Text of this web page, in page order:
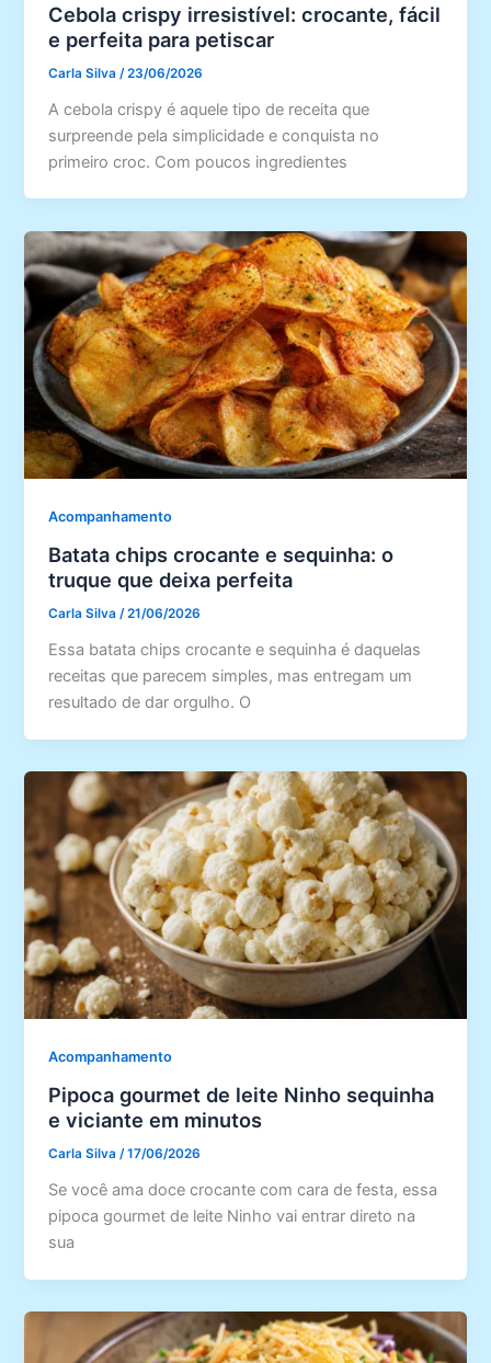
Cebola crispy irresistível: crocante, fácil
e perfeita para petiscar
Carla Silva /23/06/2026
A cebola crispy é aquele tipo de receita que
surpreende pela simplicidade e conquista no
primeiro croc. Com poucos ingredientes
Acompanhamento
Batata chips crocante e sequinha: o
truque que deixa perfeita
Carla Silva/21/06/2026
Essa batata chips crocante e sequinha é daquelas
receitas que parecem simples, mas entregam um
resultado de dar orgulho. O
Acompanhamento
Pipoca gourmet de leite Ninho sequinha
e viciante em minutos
Carla Silva/17/06/2026
Se você ama doce crocante com cara de festa, essa
pipoca gourmet de leite Ninho vai entrar direto na
sua